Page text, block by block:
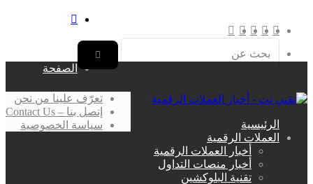
فيسبوك
‫X لينكدإن
بحث
تعرّف علينا من نحن
إتصل بنا – Contact Us
سياسة الخصوصية
القائمة
الصفحة
الرئيسية
العملات الرقمية
أخبار العملات الرقمية
أخبار منصات التداول
تقنية البلوكشين